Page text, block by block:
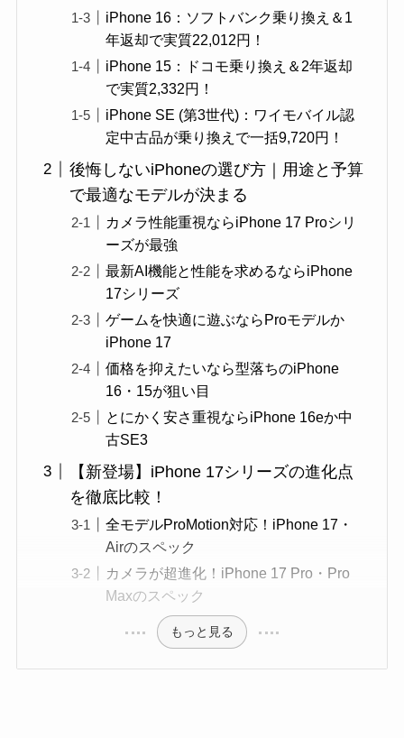
iPhone 16：ソフトバンク乗り換え＆1
年返却で実質22,012円！
iPhone 15：ドコモ乗り換え＆2年返却
で実質2,332円！
iPhone SE (第3世代)：ワイモバイル認
定中古品が乗り換えで一括9,720円！
後悔しないiPhoneの選び方｜用途と予算
で最適なモデルが決まる
カメラ性能重視ならiPhone 17 Proシリ
ーズが最強
最新AI機能と性能を求めるならiPhone
17シリーズ
ゲームを快適に遊ぶならProモデルか
iPhone 17
価格を抑えたいなら型落ちのiPhone
16・15が狙い目
とにかく安さ重視ならiPhone 16eか中
古SE3
【新登場】iPhone 17シリーズの進化点
を徹底比較！
全モデルProMotion対応！iPhone 17・
Airのスペック
カメラが超進化！iPhone 17 Pro・Pro
Maxのスペック
もっと見る